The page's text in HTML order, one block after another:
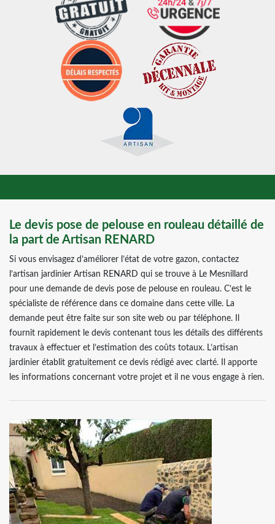
Le devis pose de pelouse en rouleau détaillé de
la part de Artisan RENARD
Si vous envisagez d’améliorer l’état de votre gazon, contactez
l’artisan jardinier Artisan RENARD qui se trouve à Le Mesnillard
pour une demande de devis pose de pelouse en rouleau. C’est le
spécialiste de référence dans ce domaine dans cette ville. La
demande peut être faite sur son site web ou par téléphone. Il
fournit rapidement le devis contenant tous les détails des différents
travaux à effectuer et l’estimation des coûts totaux. L’artisan
jardinier établit gratuitement ce devis rédigé avec clarté. Il apporte
les informations concernant votre projet et il ne vous engage à rien.